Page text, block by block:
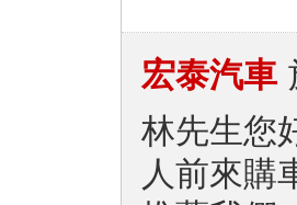
宏泰汽車
林先生您
人前來購